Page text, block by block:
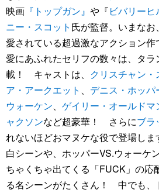
映画 『トップガン』 や『ビバリー
ニー・スコット 氏が監督。いまな
愛されている超過激なアクション
愛にあふれたセリフの数々は、タ
載！ キャストは、 クリスチャン・
ア・アークエット 、 デニス・ホッパ
ウォーケン、 ゲイリー・オールドマ
ャクソンなど超豪華！ さらにブラ
れないほどおマヌケな役で登場し
白シーンや、ホッパーVS.ウォーケ
ちゃくちゃ出てくる「FUCK」の応
る名シーンがたくさん！ 中でも、